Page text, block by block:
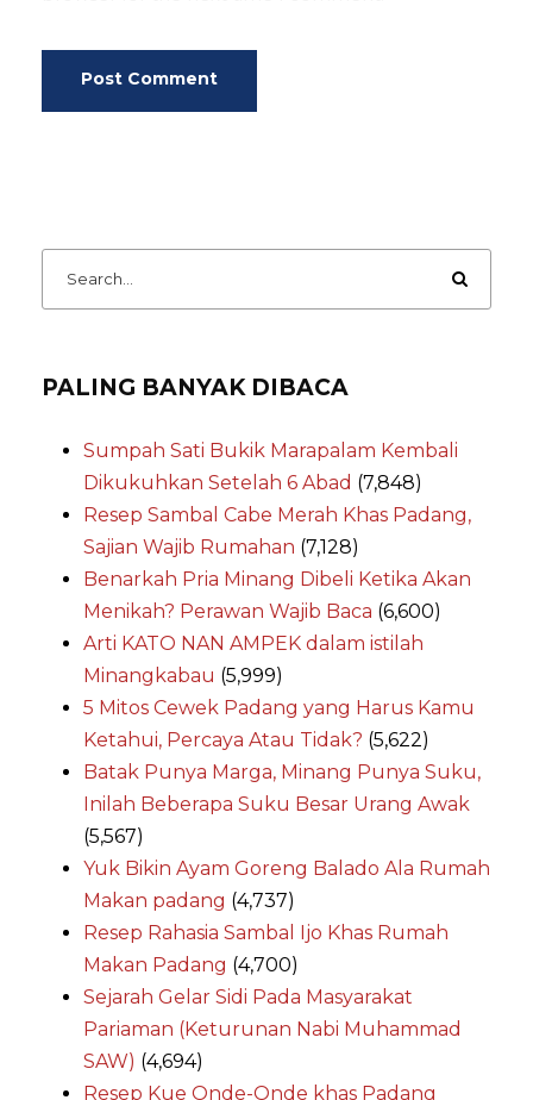
PALING BANYAK DIBACA
Sumpah Sati Bukik Marapalam Kembali
Dikukuhkan Setelah 6 Abad (7,848)
Resep Sambal Cabe Merah Khas Padang,
Sajian Wajib Rumahan (7,128)
Benarkah Pria Minang Dibeli Ketika Akan
Menikah? Perawan Wajib Baca (6,600)
Arti KATO NAN AMPEK dalam istilah
Minangkabau (5,999)
5 Mitos Cewek Padang yang Harus Kamu
Ketahui, Percaya Atau Tidak? (5,622)
Batak Punya Marga, Minang Punya Suku,
Inilah Beberapa Suku Besar Urang Awak
(5,567)
Yuk Bikin Ayam Goreng Balado Ala Rumah
Makan padang (4,737)
Resep Rahasia Sambal Ijo Khas Rumah
Makan Padang (4,700)
Sejarah Gelar Sidi Pada Masyarakat
Pariaman (Keturunan Nabi Muhammad
SAW) (4,694)
Resep Kue Onde-Onde khas Padang